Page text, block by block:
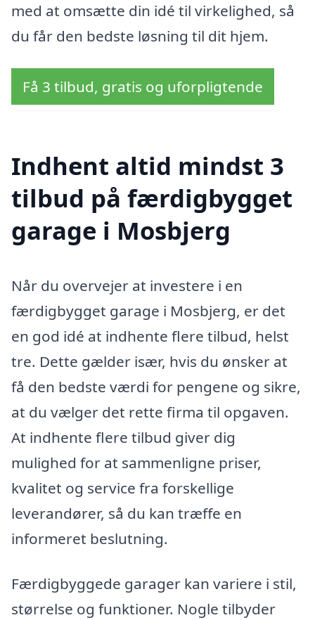
med at omsætte din idé til virkelighed, så
du får den bedste løsning til dit hjem.
Få 3 tilbud, gratis og uforpligtende
Indhent altid mindst 3
tilbud på færdigbygget
garage i Mosbjerg
Når du overvejer at investere i en
færdigbygget garage i Mosbjerg, er det
en god idé at indhente flere tilbud, helst
tre. Dette gælder især, hvis du ønsker at
få den bedste værdi for pengene og sikre,
at du vælger det rette firma til opgaven.
At indhente flere tilbud giver dig
mulighed for at sammenligne priser,
kvalitet og service fra forskellige
leverandører, så du kan træffe en
informeret beslutning.
Færdigbyggede garager kan variere i stil,
størrelse og funktioner. Nogle tilbyder